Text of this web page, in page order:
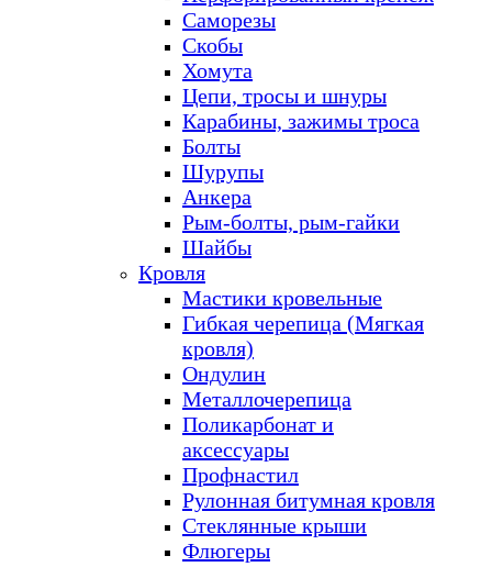
Саморезы
Скобы
Хомута
Цепи, тросы и шнуры
Карабины, зажимы троса
Болты
Шурупы
Анкера
Рым-болты, рым-гайки
Шайбы
Кровля
Мастики кровельные
Гибкая черепица (Мягкая
кровля)
Ондулин
Металлочерепица
Поликарбонат и
аксессуары
Профнастил
Рулонная битумная кровля
Стеклянные крыши
Флюгеры